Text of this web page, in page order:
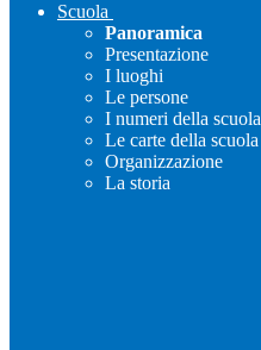
Scuola
Panoramica
Presentazione
I luoghi
Le persone
I numeri della scuola
Le carte della scuola
Organizzazione
La storia